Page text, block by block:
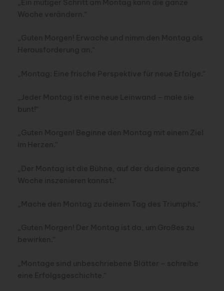
„Ein mutiger Schritt am Montag kann die ganze
Woche verändern.“
„Guten Morgen! Erwache und nimm den Montag als
Herausforderung an.“
„Montag: Eine frische Perspektive für neue Erfolge.“
„Jeder Montag ist eine neue Leinwand – male sie
bunt!“
„Guten Morgen! Beginne den Montag mit einem Ziel
im Herzen.“
„Der Montag ist die Bühne, auf der du deine ganze
Woche inszenieren kannst.“
„Mache den Montag zu deinem Tag des Triumphs.“
„Guten Morgen! Der Montag ist da, um Großes zu
bewirken.“
„Montage sind unbeschriebene Blätter – schreibe
eine Erfolgsgeschichte.“